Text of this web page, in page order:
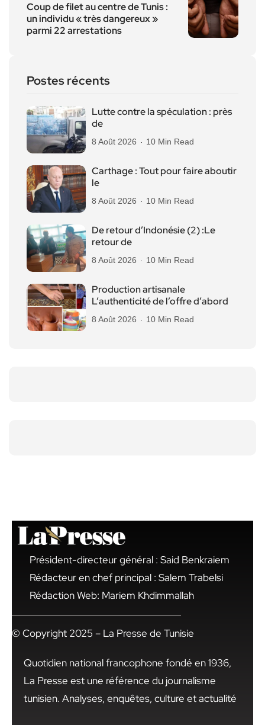
Coup de filet au centre de Tunis :
un individu « très dangereux »
parmi 22 arrestations
Postes récents
Lutte contre la spéculation : près
de
8 Août 2026 10 Min Read
Carthage : Tout pour faire aboutir
le
8 Août 2026 10 Min Read
De retour d’Indonésie (2) :Le
retour de
8 Août 2026 10 Min Read
Production artisanale
L’authenticité de l’offre d’abord
8 Août 2026 10 Min Read
Président-directeur général : Said Benkraiem
Rédacteur en chef principal : Salem Trabelsi
Rédaction Web: Mariem Khdimmallah
© Copyright 2025 – La Presse de Tunisie
Quotidien national francophone fondé en 1936,
La Presse est une référence du journalisme
tunisien. Analyses, enquêtes, culture et actualité